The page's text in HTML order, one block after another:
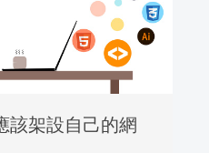
該架設自己的網